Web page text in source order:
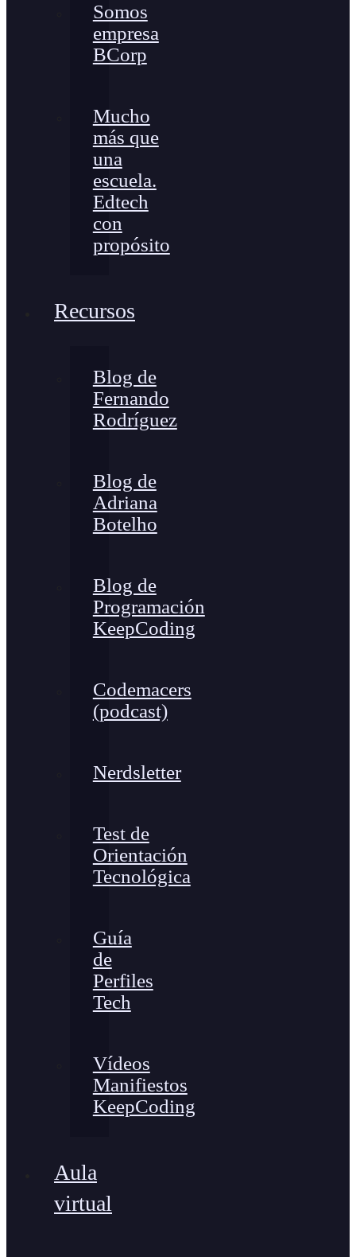
Somos
empresa
BCorp
Mucho
más que
una
escuela.
Edtech
con
propósito
Recursos
Blog de
Fernando
Rodríguez
Blog de
Adriana
Botelho
Blog de
Programación
KeepCoding
Codemacers
(podcast)
Nerdsletter
Test de
Orientación
Tecnológica
Guía
de
Perfiles
Tech
Vídeos
Manifiestos
KeepCoding
Aula
virtual